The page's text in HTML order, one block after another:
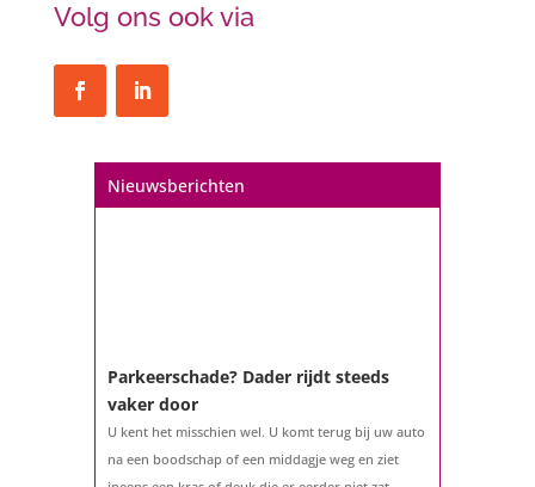
Volg ons ook via
Nieuwsberichten
Parkeerschade? Dader rijdt steeds
vaker door
U kent het misschien wel. U komt terug bij uw auto
na een boodschap of een middagje weg en ziet